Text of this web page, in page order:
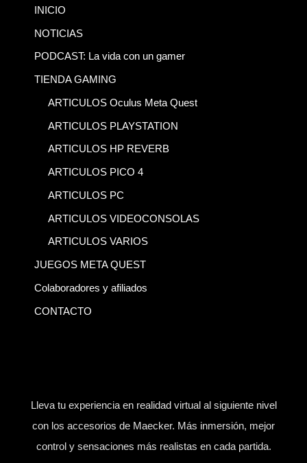
INICIO
NOTICIAS
PODCAST: La vida con un gamer
TIENDA GAMING
ARTICULOS Oculus Meta Quest
ARTICULOS PLAYSTATION
ARTICULOS HP REVERB
ARTICULOS PICO 4
ARTICULOS PC
ARTICULOS VIDEOCONSOLAS
ARTICULOS VARIOS
JUEGOS META QUEST
Colaboradores y afiliados
CONTACTO
Lleva tu experiencia en realidad virtual al siguiente nivel
con los accesorios de Maecker. Más inmersión, mejor
control y sensaciones más realistas en cada partida.